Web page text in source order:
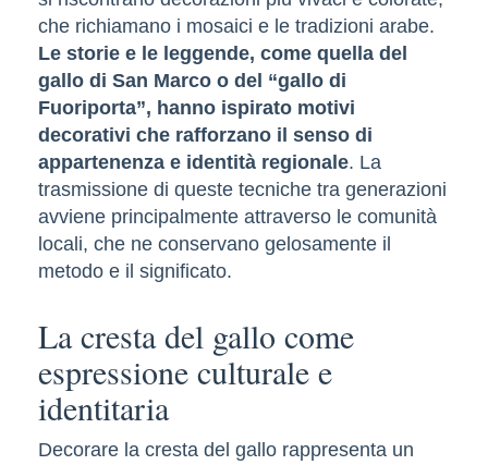
che richiamano i mosaici e le tradizioni arabe.
Le storie e le leggende, come quella del
gallo di San Marco o del “gallo di
Fuoriporta”, hanno ispirato motivi
decorativi che rafforzano il senso di
appartenenza e identità regionale. La
trasmissione di queste tecniche tra generazioni
avviene principalmente attraverso le comunità
locali, che ne conservano gelosamente il
metodo e il significato.
La cresta del gallo come
espressione culturale e
identitaria
Decorare la cresta del gallo rappresenta un